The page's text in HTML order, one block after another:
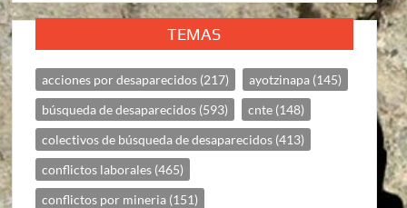
TEMAS
acciones por desaparecidos (217) ayotzinapa (145)
búsqueda de desaparecidos (593) cnte (148)
colectivos de búsqueda de desaparecidos (413)
conflictos laborales (465)
conflictos por mineria (151)